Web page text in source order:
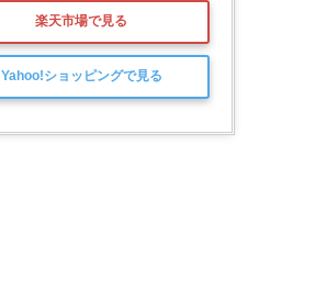
楽天市場で見る
Yahoo!ショッピングで見る